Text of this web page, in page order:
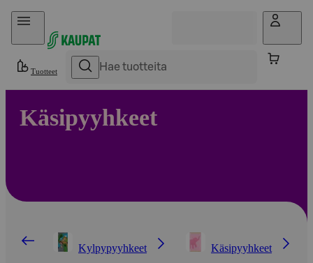
Hyppää sisältöön
Tuotteet
Käsipyyhkeet
Kylpypyyhkeet Käsipyyhkeet